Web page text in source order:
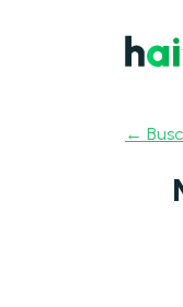
←